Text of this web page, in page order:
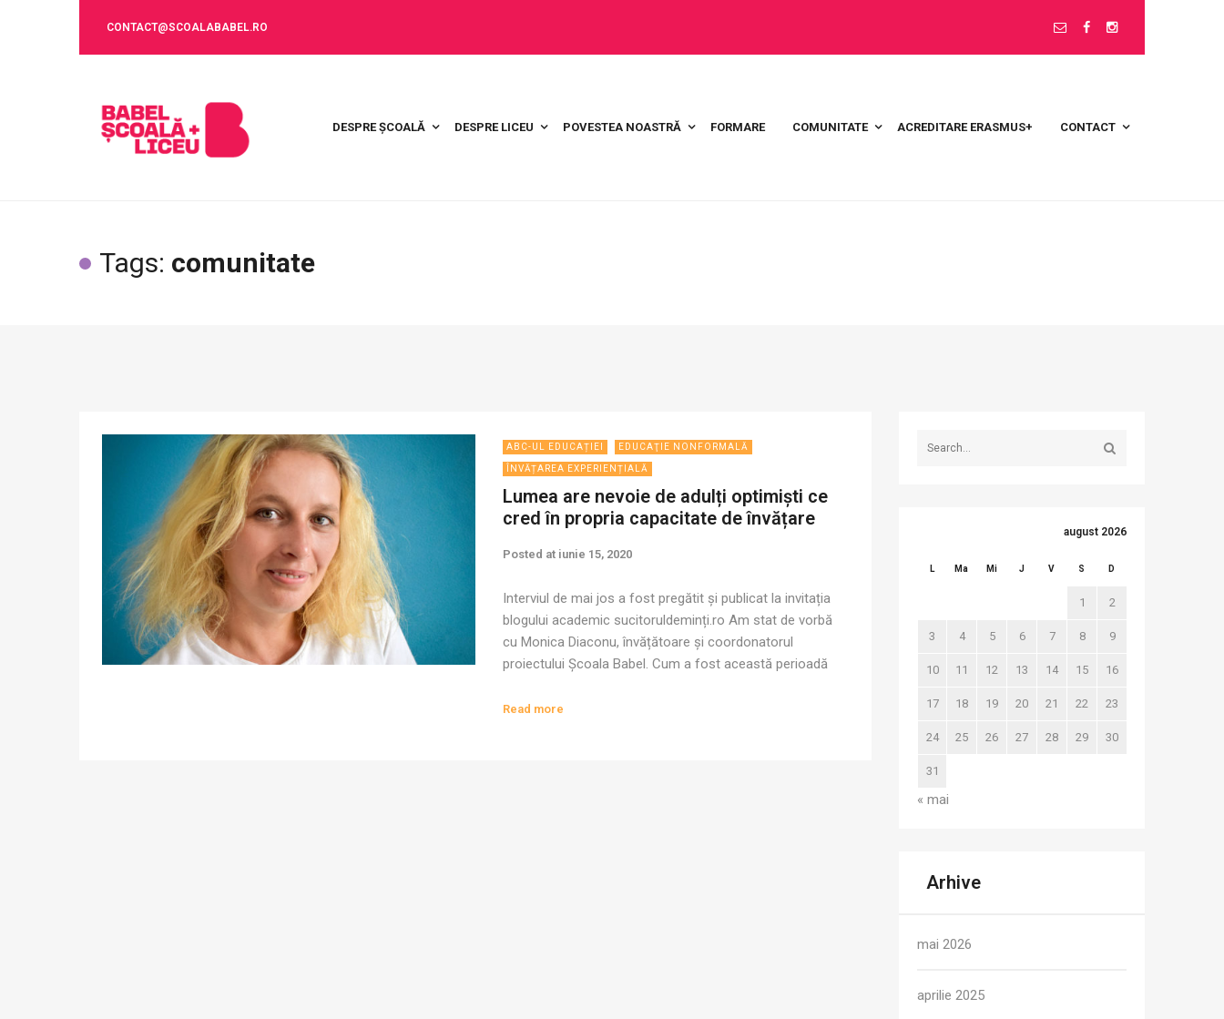
CONTACT@SCOALABABEL.RO
DESPRE ȘCOALĂ DESPRE LICEU POVESTEA NOASTRĂ FORMARE COMUNITATE ACREDITARE ERASMUS+ CONTACT
Tags: comunitate
ABC-UL EDUCAȚIEI EDUCAŢIE NONFORMALĂ
ÎNVĂȚAREA EXPERIENȚIALĂ
Lumea are nevoie de adulți optimiști ce
cred în propria capacitate de învățare
Posted at iunie 15, 2020
Interviul de mai jos a fost pregătit și publicat la invitația
blogului academic sucitoruldeminți.ro Am stat de vorbă
cu Monica Diaconu, învățătoare și coordonatorul
proiectului Școala Babel. Cum a fost această perioadă
provocat? La început a fost o perioadă intensă, cu
Read more
august 2026
L Ma Mi J V S D
1 2
3 4 5 6 7 8 9
10 11 12 13 14 15 16
17 18 19 20 21 22 23
24 25 26 27 28 29 30
31
« mai
Arhive
mai 2026
aprilie 2025